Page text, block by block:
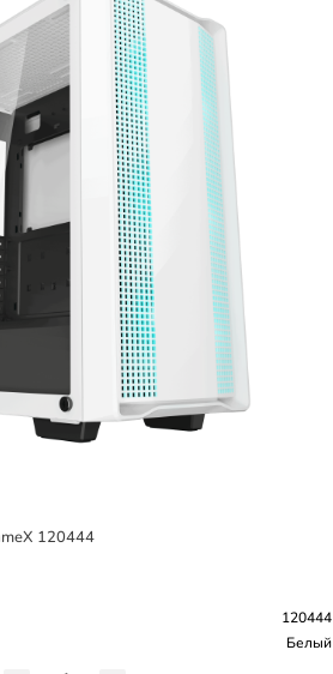
120444
120444
Белый